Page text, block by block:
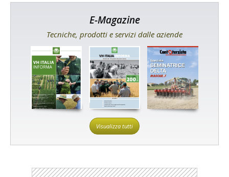
E-Magazine
Tecniche, prodotti e servizi dalle aziende
Visualizza tutti